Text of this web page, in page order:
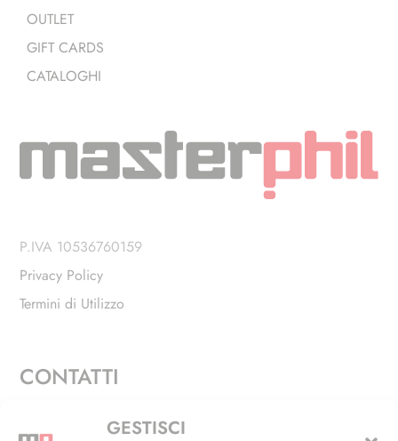
GESTISCI
OUTLET
GIFT CARDS
CATALOGHI
P.IVA 10536760159
Privacy Policy
Termini di Utilizzo
CONTATTI
Via Alfieri, 27 - Trezzano Sul Naviglio (MI)